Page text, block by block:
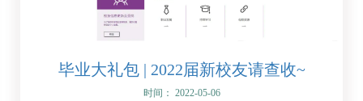
毕业大礼包 | 2022届新校友请查收~
时间： 2022-05-06